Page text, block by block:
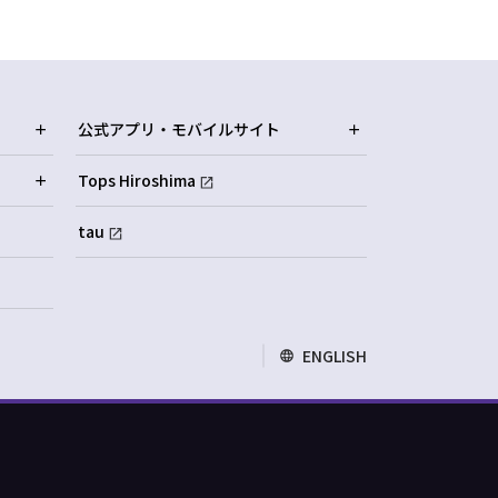
公式アプリ・モバイルサイト
Tops Hiroshima
tau
ENGLISH